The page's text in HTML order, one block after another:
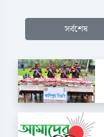
সর্বশেষ